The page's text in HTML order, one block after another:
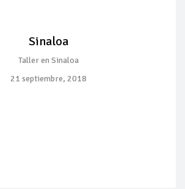
Sinaloa
Taller en Sinaloa
21 septiembre, 2018